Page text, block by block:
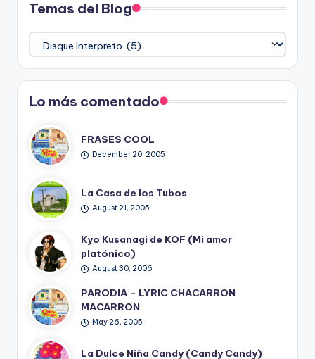
Temas del Blog
Temas
del
Blog
Lo más comentado
FRASES COOL
December 20, 2005
La Casa de los Tubos
August 21, 2005
Kyo Kusanagi de KOF (Mi amor
platónico)
August 30, 2006
PARODIA – LYRIC CHACARRON
MACARRON
May 26, 2005
La Dulce Niña Candy (Candy Candy)